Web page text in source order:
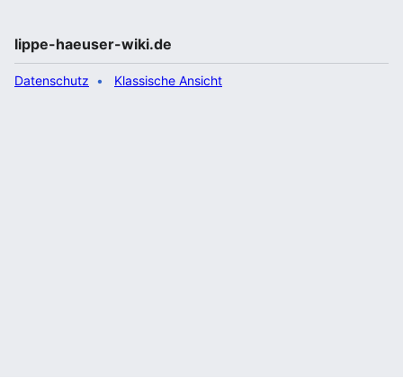
lippe-haeuser-wiki.de
Datenschutz Klassische Ansicht